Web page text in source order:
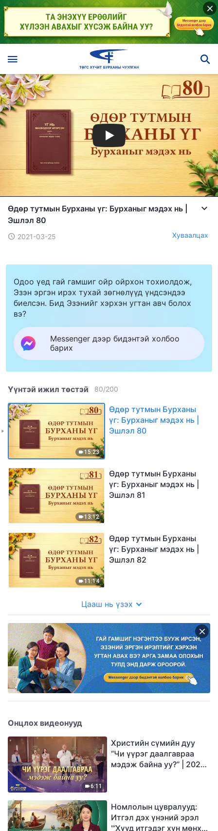
Өдөр тутмын Бурханы үг: Бурханыг мэдэх нь |
Эшлэл 80
2021-03-25 Хуваалцах
Одоо үед гай гамшиг ойр ойрхон тохиолдож,
Эзэн эргэн ирэх тухай зөгнөлүүд үндсэндээ
биелсэн. Бид Эзэнийг хэрхэн угтан авч болох
вэ?
Messenger дээр бидэнтэй холбоо
барих
Үүнтэй ижил төстэй 80/200
15:23
Өдөр тутмын Бурханы
үг: Бурханыг мэдэх нь |
Эшлэл 80
13:12
Өдөр тутмын Бурханы
үг: Бурханыг мэдэх нь |
Эшлэл 81
11:14
Өдөр тутмын Бурханы
үг: Бурханыг мэдэх нь |
Эшлэл 82
Цааш нь үзэх
Онцлох видеонууд
6:11
Христийн сүмийн дуу
“Чи үүрэг даалгавраа
мэдэж байна уу?” | 2026
Номлолын цувралууд:
Итгэл дэх үнэний эрэл
"‘Хүүд итгэдэг хүн мөнх